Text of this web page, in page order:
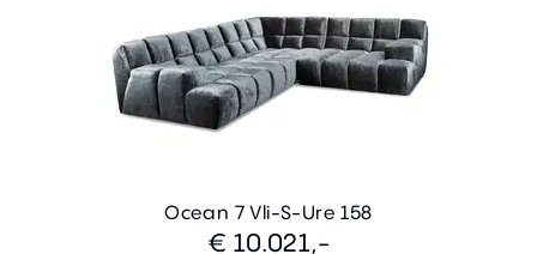
Ocean 7 Vli-S-Ure 158
€ 10.021,-